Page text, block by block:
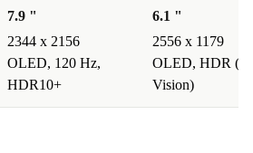
5000 mAh kom je met gemak de
gebruik.
OP EEN REFURBISHED
7.9 "
2344 x 2156
OLED, 120 Hz,
HDR10+
6.1 "
2556 x 1179
OLED, HDR
Vision)